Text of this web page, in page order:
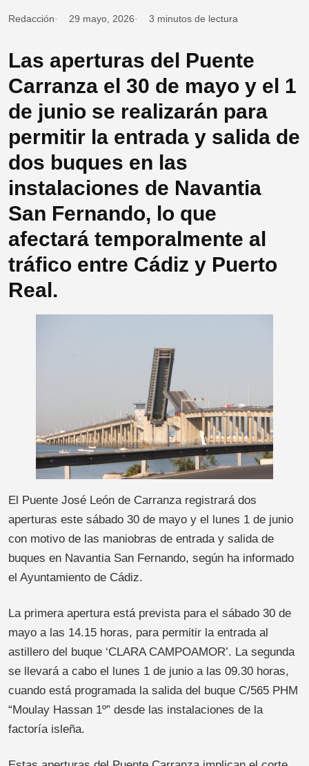
Redacción 29 mayo, 2026 3 minutos de lectura
Las aperturas del Puente
Carranza el 30 de mayo y el 1
de junio se realizarán para
permitir la entrada y salida de
dos buques en las
instalaciones de Navantia
San Fernando, lo que
afectará temporalmente al
tráfico entre Cádiz y Puerto
Real.
El Puente José León de Carranza registrará dos
aperturas este sábado 30 de mayo y el lunes 1 de junio
con motivo de las maniobras de entrada y salida de
buques en Navantia San Fernando, según ha informado
el Ayuntamiento de Cádiz.
La primera apertura está prevista para el sábado 30 de
mayo a las 14.15 horas, para permitir la entrada al
astillero del buque ‘CLARA CAMPOAMOR’. La segunda
se llevará a cabo el lunes 1 de junio a las 09.30 horas,
cuando está programada la salida del buque C/565 PHM
“Moulay Hassan 1º” desde las instalaciones de la
factoría isleña.